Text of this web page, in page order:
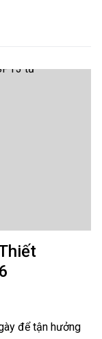
để tận hưởng